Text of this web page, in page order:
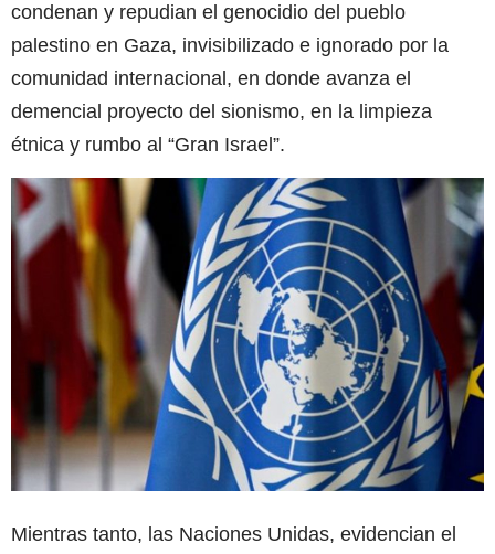
condenan y repudian el genocidio del pueblo
palestino en Gaza, invisibilizado e ignorado por la
comunidad internacional, en donde avanza el
demencial proyecto del sionismo, en la limpieza
étnica y rumbo al “Gran Israel”.
Mientras tanto, las Naciones Unidas, evidencian el